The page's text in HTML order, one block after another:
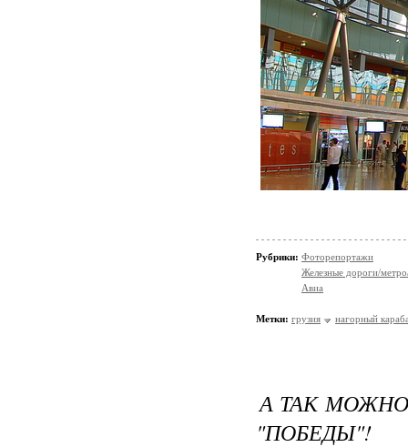
Рубрики: Фоторепортажи
Железные дороги/
Авиа
Метки: грузия нагорный
А ТАК
"ПОБЕДЫ"!